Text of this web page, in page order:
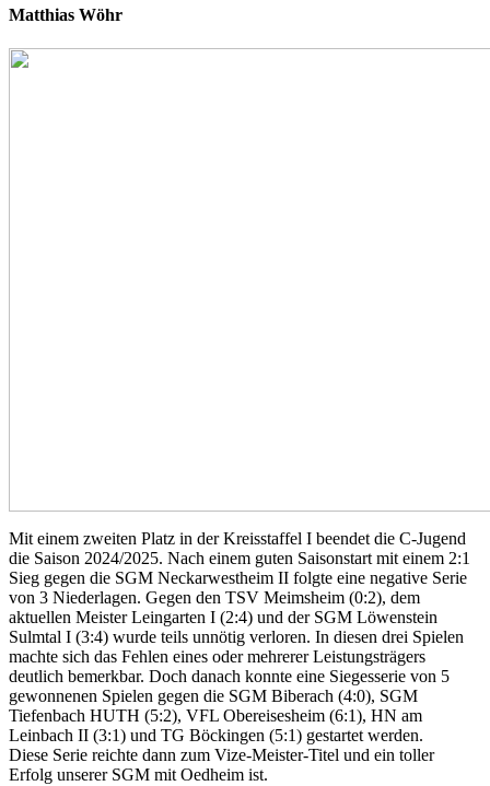
Matthias Wöhr
Mit einem zweiten Platz in der Kreisstaffel I beendet die C-Jugend
die Saison 2024/2025. Nach einem guten Saisonstart mit einem 2:1
Sieg gegen die SGM Neckarwestheim II folgte eine negative Serie
von 3 Niederlagen. Gegen den TSV Meimsheim (0:2), dem
aktuellen Meister Leingarten I (2:4) und der SGM Löwenstein
Sulmtal I (3:4) wurde teils unnötig verloren. In diesen drei Spielen
machte sich das Fehlen eines oder mehrerer Leistungsträgers
deutlich bemerkbar. Doch danach konnte eine Siegesserie von 5
gewonnenen Spielen gegen die SGM Biberach (4:0), SGM
Tiefenbach HUTH (5:2), VFL Obereisesheim (6:1), HN am
Leinbach II (3:1) und TG Böckingen (5:1) gestartet werden.
Diese Serie reichte dann zum Vize-Meister-Titel und ein toller
Erfolg unserer SGM mit Oedheim ist.